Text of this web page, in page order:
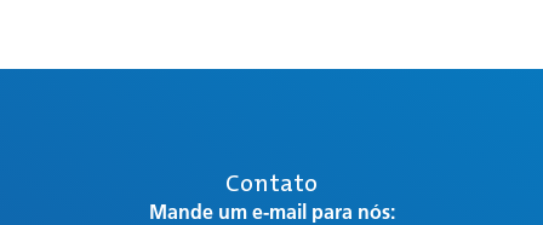
Contato
Mande um e-mail para nós: